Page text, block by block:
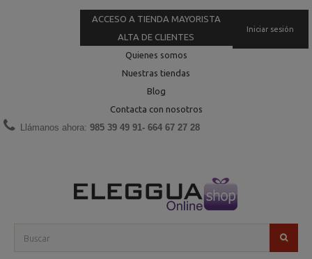
Iniciar sesión
ACCESO A TIENDA MAYORISTA
ALTA DE CLIENTES
Quienes somos
Nuestras tiendas
Blog
Contacta con nosotros
Llámanos ahora: 985 39 49 91- 664 67 27 28